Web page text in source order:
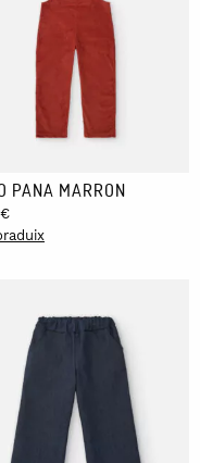
PANA MARRON
€